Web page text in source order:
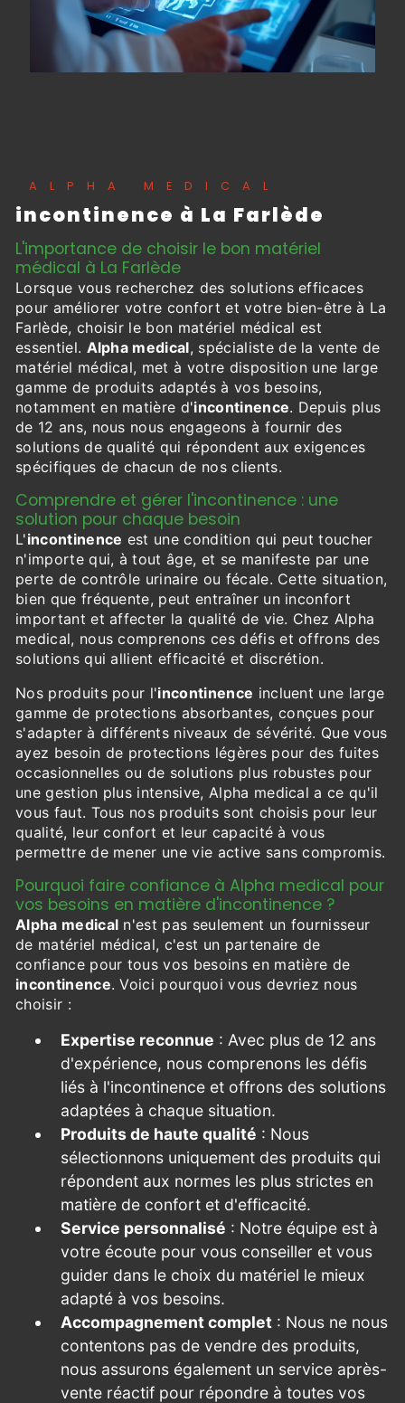
ALPHA MEDICAL
incontinence à La Farlède
L'importance de choisir le bon matériel
médical à La Farlède
Lorsque vous recherchez des solutions efficaces
pour améliorer votre confort et votre bien-être à La
Farlède, choisir le bon matériel médical est
essentiel. Alpha medical, spécialiste de la vente de
matériel médical, met à votre disposition une large
gamme de produits adaptés à vos besoins,
notamment en matière d'incontinence. Depuis plus
de 12 ans, nous nous engageons à fournir des
solutions de qualité qui répondent aux exigences
spécifiques de chacun de nos clients.
Comprendre et gérer l'incontinence : une
solution pour chaque besoin
L'incontinence est une condition qui peut toucher
n'importe qui, à tout âge, et se manifeste par une
perte de contrôle urinaire ou fécale. Cette situation,
bien que fréquente, peut entraîner un inconfort
important et affecter la qualité de vie. Chez Alpha
medical, nous comprenons ces défis et offrons des
solutions qui allient efficacité et discrétion.
Nos produits pour l'incontinence incluent une large
gamme de protections absorbantes, conçues pour
s'adapter à différents niveaux de sévérité. Que vous
ayez besoin de protections légères pour des fuites
occasionnelles ou de solutions plus robustes pour
une gestion plus intensive, Alpha medical a ce qu'il
vous faut. Tous nos produits sont choisis pour leur
qualité, leur confort et leur capacité à vous
permettre de mener une vie active sans compromis.
Pourquoi faire confiance à Alpha medical pour
vos besoins en matière d'incontinence ?
Alpha medical n'est pas seulement un fournisseur
de matériel médical, c'est un partenaire de
confiance pour tous vos besoins en matière de
incontinence. Voici pourquoi vous devriez nous
choisir :
Expertise reconnue : Avec plus de 12 ans
d'expérience, nous comprenons les défis
liés à l'incontinence et offrons des solutions
adaptées à chaque situation.
Produits de haute qualité : Nous
sélectionnons uniquement des produits qui
répondent aux normes les plus strictes en
matière de confort et d'efficacité.
Service personnalisé : Notre équipe est à
votre écoute pour vous conseiller et vous
guider dans le choix du matériel le mieux
adapté à vos besoins.
Accompagnement complet : Nous ne nous
contentons pas de vendre des produits,
nous assurons également un service après-
vente réactif pour répondre à toutes vos